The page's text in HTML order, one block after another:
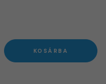
KOSÁRBA